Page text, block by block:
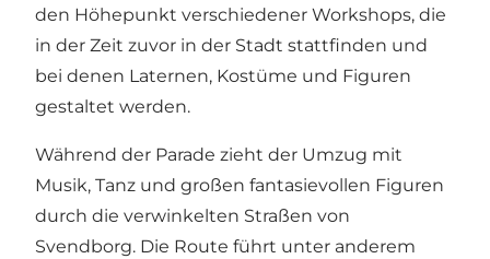
den Höhepunkt verschiedener Workshops, die
in der Zeit zuvor in der Stadt stattfinden und
bei denen Laternen, Kostüme und Figuren
gestaltet werden.
Während der Parade zieht der Umzug mit
Musik, Tanz und großen fantasievollen Figuren
durch die verwinkelten Straßen von
Svendborg. Die Route führt unter anderem